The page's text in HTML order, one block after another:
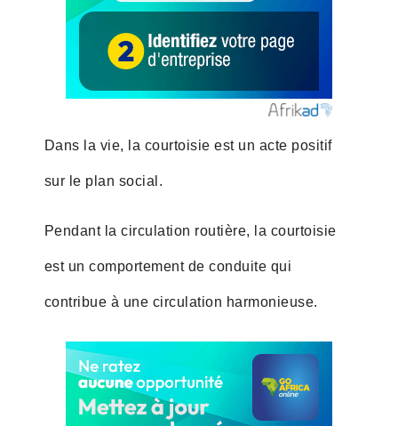
Dans la vie, la courtoisie est un acte positif
sur le plan social.
Pendant la circulation routière, la courtoisie
est un comportement de conduite qui
contribue à une circulation harmonieuse.